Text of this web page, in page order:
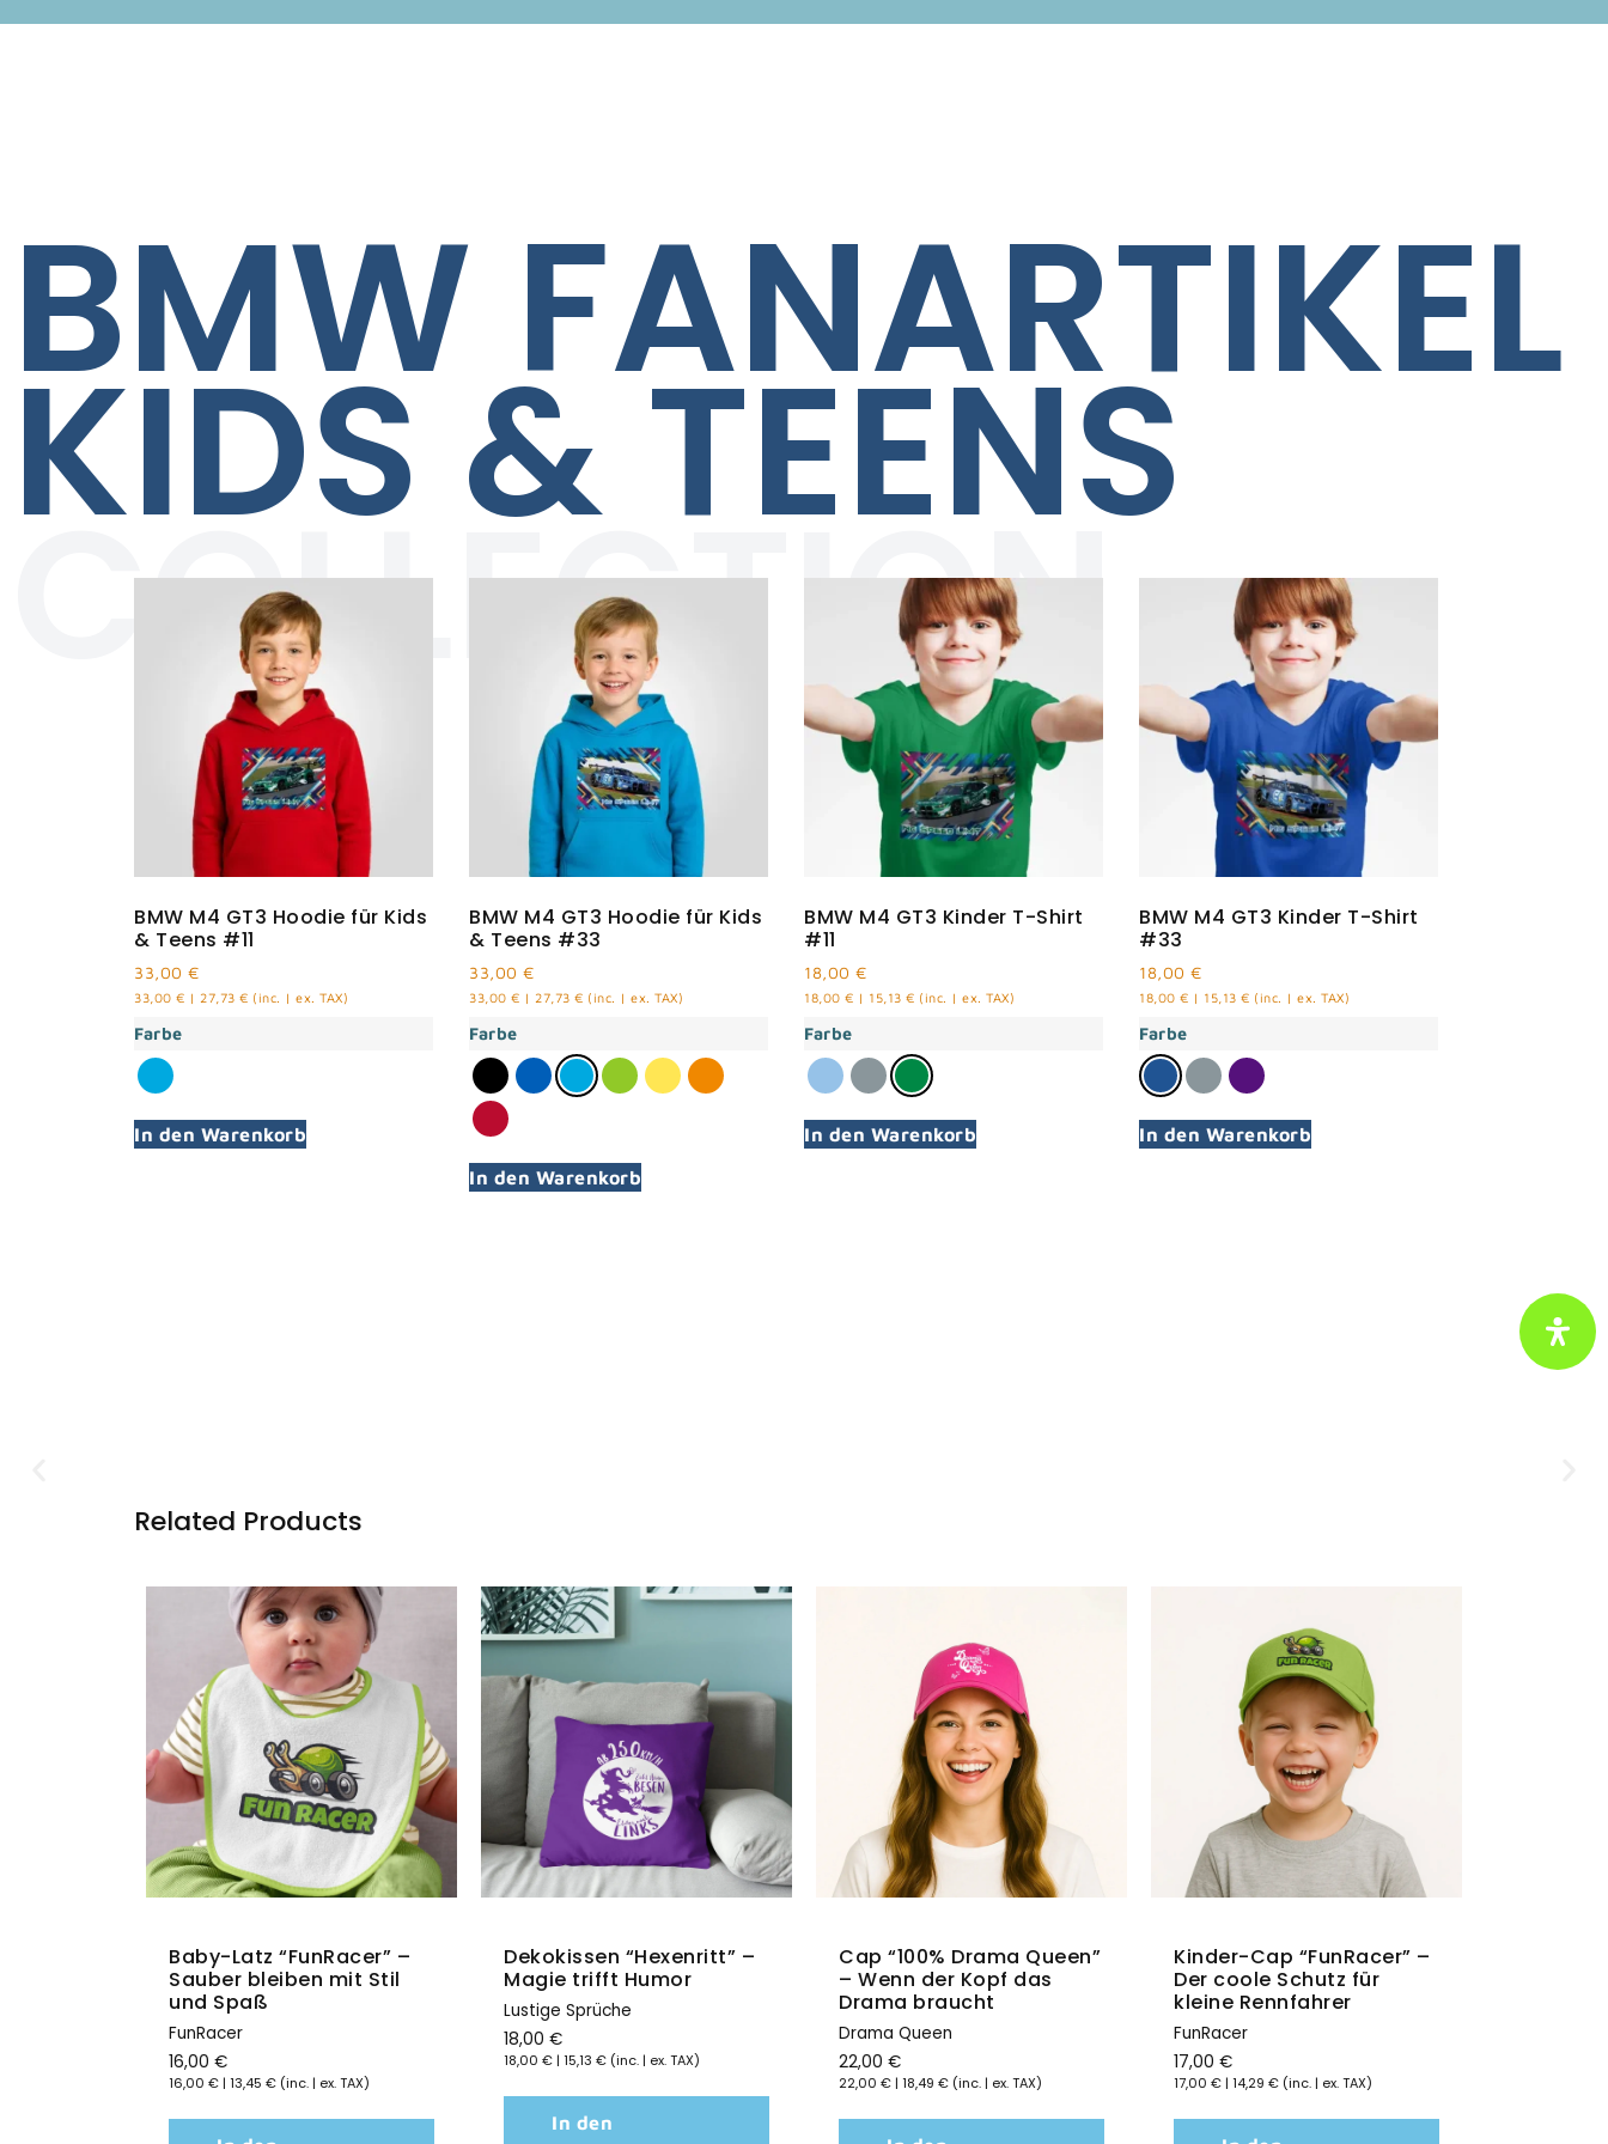
BMW FANARTIKEL
KIDS & TEENS
COLLECTION
BMW M4 GT3 Hoodie für Kids
& Teens #11
33,00 €
33,00 € | 27,73 € (inc. | ex. TAX)
Farbe
In den Warenkorb
BMW M4 GT3 Hoodie für Kids
& Teens #33
33,00 €
33,00 € | 27,73 € (inc. | ex. TAX)
Farbe
In den Warenkorb
BMW M4 GT3 Kinder T-Shirt
#11
18,00 €
18,00 € | 15,13 € (inc. | ex. TAX)
Farbe
In den Warenkorb
BMW M4 GT3 Kinder T-Shirt
#33
18,00 €
18,00 € | 15,13 € (inc. | ex. TAX)
Farbe
In den Warenkorb
In der Kategorie „Textilien für Männer“ dreht sich alles um einzigartige Designs und markante Sprüche, die Deinen Alltag mit Rennsport-
Vibes und einer Prise Humor aufpeppen. Perfekt für Motorsportbegeisterte und alle, die ihre Leidenschaft mit Stil und Selbstironie zeigen
Hier klicken
Related Products
Baby-Latz “FunRacer” –
Sauber bleiben mit Stil
und Spaß
FunRacer
16,00€
16,00€ |13,45€ (inc. | ex. TAX)
Dekokissen “Hexenritt” –
Magie trifft Humor
Lustige Sprüche
18,00€
18,00€ |15,13€ (inc. | ex. TAX)
In den
Cap “100% Drama Queen”
– Wenn der Kopf das
Drama braucht
Drama Queen
22,00€
22,00€ |18,49€ (inc. | ex. TAX)
Kinder-Cap “FunRacer” –
Der coole Schutz für
kleine Rennfahrer
FunRacer
17,00€
17,00€ |14,29€ (inc. | ex. TAX)